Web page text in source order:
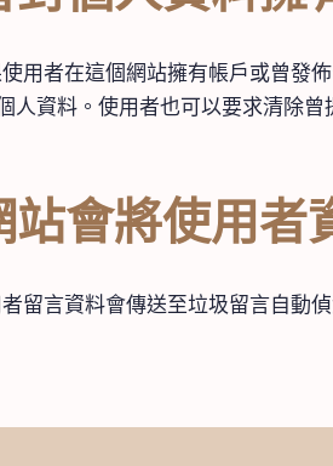
用者在這個網站擁有帳戶或曾發
人資料。使用者也可以要求清除
站會將使用者
留言資料會傳送至垃圾留言自動